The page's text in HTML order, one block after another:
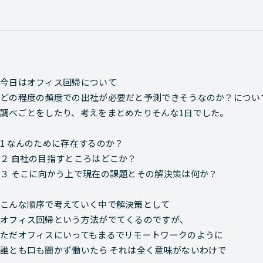
今日はオフィス回帰について
どの程度の頻度での出社が必要だと予測できそうなのか？につい
調べごとをしたり、考えをまとめたりそんな1日でした。
1 なんのために存在するのか？
２ 自社の目指すところはどこか？
３ そこに向かう上で現在の課題とその解決策は何か？
こんな順序で考えていく中で解決策として
オフィス回帰という方法がでてくるのですが、
ただオフィスにいってもまるでリモートワークのように
誰とも口も聞かず働いたら それは全く意味がないわけで